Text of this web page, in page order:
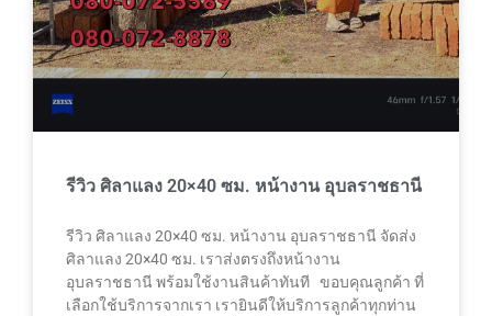
รีวิว ศิลาแลง 20×40 ซม. หน้างาน อุบลราชธานี
รีวิว ศิลาแลง 20×40 ซม. หน้างาน อุบลราชธานี จัดส่ง
ศิลาแลง 20×40 ซม. เราส่งตรงถึงหน้างาน
อุบลราชธานี พร้อมใช้งานสินค้าทันที ขอบคุณลูกค้า ที่
เลือกใช้บริการจากเรา เรายินดีให้บริการลูกค้าทุกท่าน